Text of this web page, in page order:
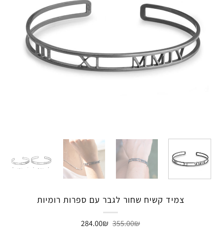
צמיד קשיח שחור לגבר עם ספרות רומיות
355.00₪ המחיר
284.00₪ המחיר